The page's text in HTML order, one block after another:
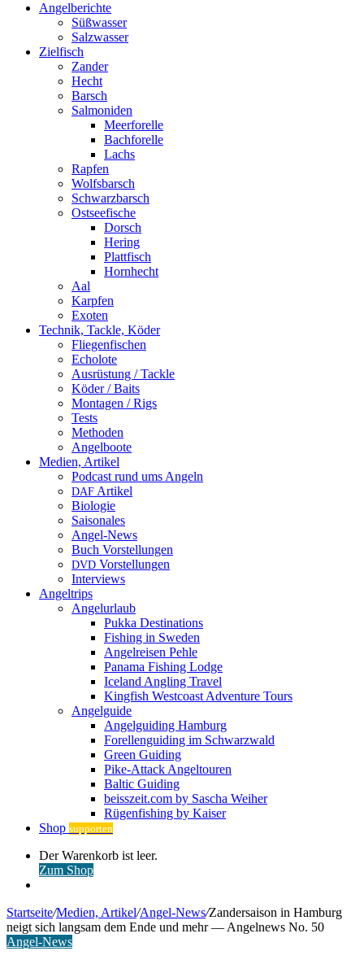
Angelberichte
Süßwasser
Salzwasser
Zielfisch
Zander
Hecht
Barsch
Salmoniden
Meerforelle
Bachforelle
Lachs
Rapfen
Wolfsbarsch
Schwarzbarsch
Ostseefische
Dorsch
Hering
Plattfisch
Hornhecht
Aal
Karpfen
Exoten
Technik, Tackle, Köder
Fliegenfischen
Echolote
Ausrüstung / Tackle
Köder / Baits
Montagen / Rigs
Tests
Methoden
Angelboote
Medien, Artikel
Podcast rund ums Angeln
DAF Artikel
Biologie
Saisonales
Angel-News
Buch Vorstellungen
DVD Vorstellungen
Interviews
Angeltrips
Angelurlaub
Pukka Destinations
Fishing in Sweden
Angelreisen Pehle
Panama Fishing Lodge
Iceland Angling Travel
Kingfish Westcoast Adventure Tours
Angelguide
Angelguiding Hamburg
Forellenguiding im Schwarzwald
Green Guiding
Pike-Attack Angeltouren
Baltic Guiding
beisszeit.com by Sascha Weiher
Rügenfishing by Kaiser
Shop supporten
Warenkorb
ansehen
Der Warenkorb ist leer.
Zum Shop
Startseite/Medien, Artikel/Angel-News/Zandersaison in Hamburg
neigt sich langsam dem Ende und mehr — Angelnews No. 50
Angel-News